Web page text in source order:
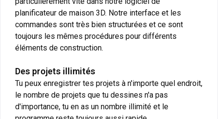
planificateur de maison 3D. Notre interface et les
commandes sont très bien structurées et ce sont
toujours les mêmes procédures pour différents
éléments de construction.
Des projets illimités
Tu peux enregistrer tes projets à n'importe quel endroit,
le nombre de projets que tu dessines n'a pas
d'importance, tu en as un nombre illimité et le